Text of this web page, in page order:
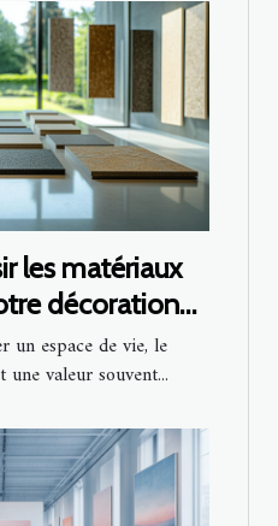
les matériaux
décoration
un espace de vie, le
valeur souvent...